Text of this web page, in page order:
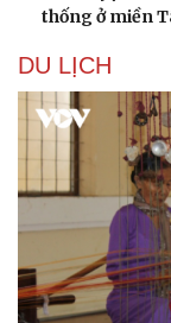
thống ở miền
DU LỊCH